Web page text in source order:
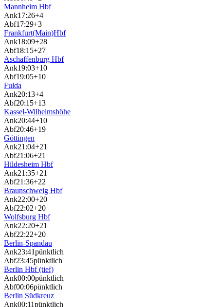
Mannheim Hbf
Ank17:26+4
Abf17:29+3
Frankfurt(Main)Hbf
Ank18:09+28
Abf18:15+27
Aschaffenburg Hbf
Ank19:03+10
Abf19:05+10
Fulda
Ank20:13+4
Abf20:15+13
Kassel-Wilhelmshöhe
Ank20:44+10
Abf20:46+19
Göttingen
Ank21:04+21
Abf21:06+21
Hildesheim Hbf
Ank21:35+21
Abf21:36+22
Braunschweig Hbf
Ank22:00+20
Abf22:02+20
Wolfsburg Hbf
Ank22:20+21
Abf22:22+20
Berlin-Spandau
Ank23:41pünktlich
Abf23:45pünktlich
Berlin Hbf (tief)
Ank00:00pünktlich
Abf00:06pünktlich
Berlin Südkreuz
Ank00:11pünktlich